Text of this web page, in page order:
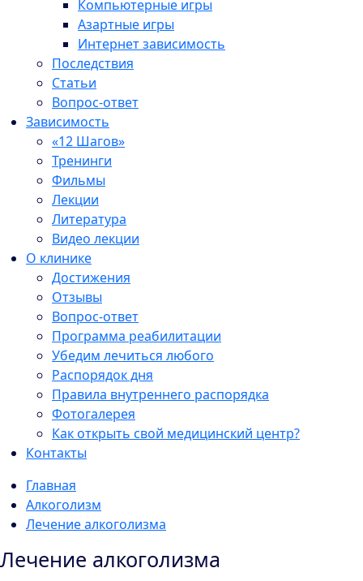
Компьютерные игры
Азартные игры
Интернет зависимость
Последствия
Статьи
Вопрос-ответ
Зависимость
«12 Шагов»
Тренинги
Фильмы
Лекции
Литература
Видео лекции
О клинике
Достижения
Отзывы
Вопрос-ответ
Программа реабилитации
Убедим лечиться любого
Распорядок дня
Правила внутреннего распорядка
Фотогалерея
Как открыть свой медицинский центр?
Контакты
Главная
Алкоголизм
Лечение алкоголизма
Лечение алкоголизма